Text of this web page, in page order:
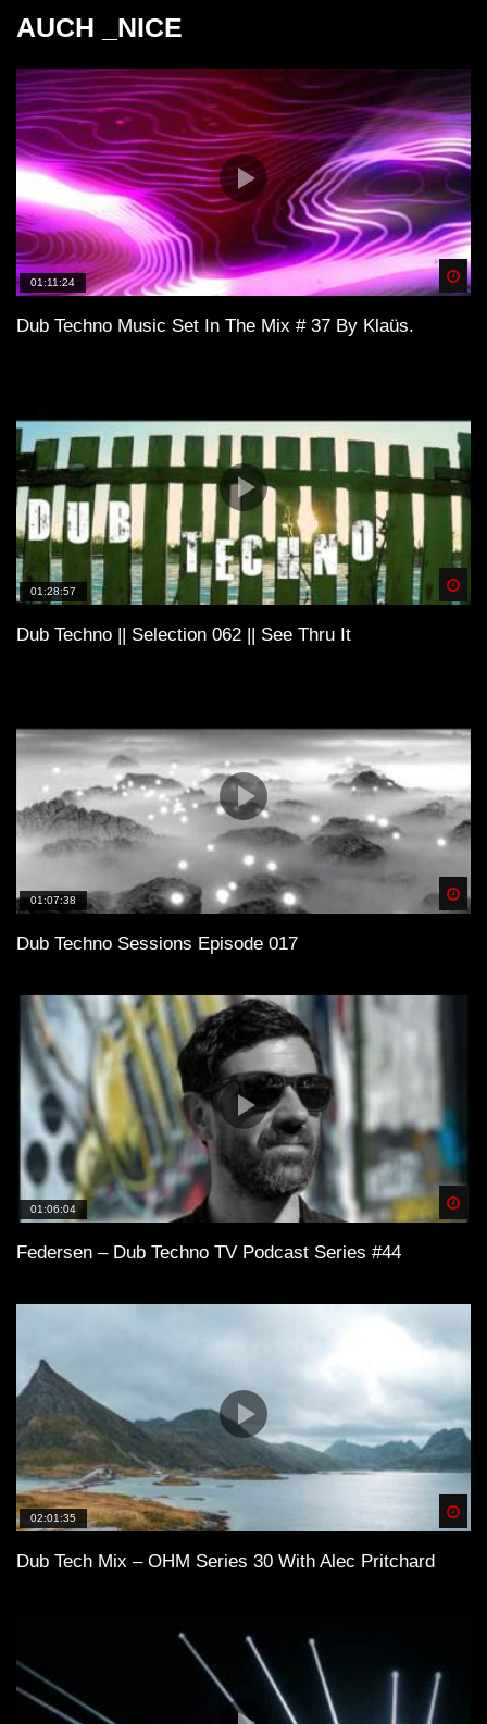
AUCH _NICE
01:11:24
Dub Techno Music Set In The Mix # 37 By Klaüs.
01:28:57
Dub Techno || Selection 062 || See Thru It
01:07:38
Dub Techno Sessions Episode 017
01:06:04
Federsen – Dub Techno TV Podcast Series #44
02:01:35
Dub Tech Mix – OHM Series 30 With Alec Pritchard